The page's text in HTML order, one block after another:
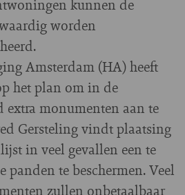
kunnen de
worden
Amsterdam (HA) heeft
het plan om in de
monumenten aan te
Gersteling vindt plaatsing
in veel gevallen een te
te beschermen. Veel
zullen onbetaalbaar